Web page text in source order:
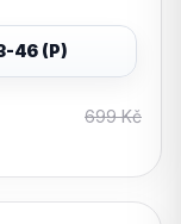
46 (P)
699Kč